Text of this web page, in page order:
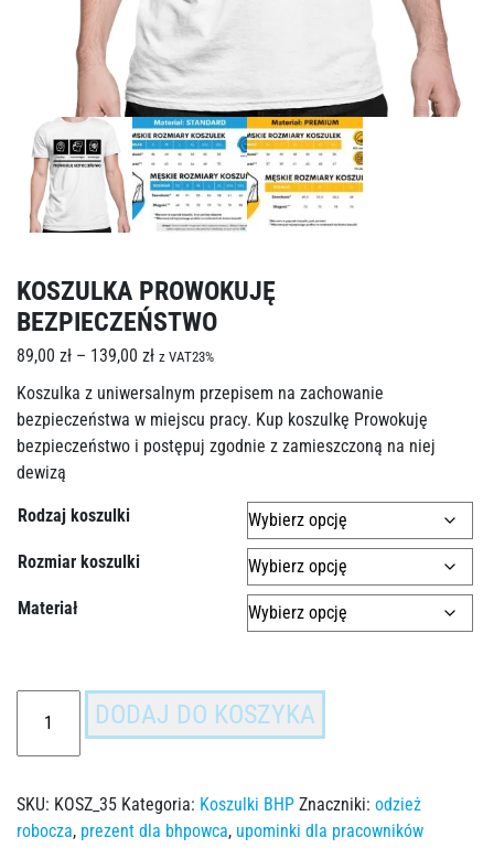
KOSZULKA PROWOKUJĘ
BEZPIECZEŃSTWO
89,00 zł – 139,00 zł z VAT23%
Koszulka z uniwersalnym przepisem na zachowanie
bezpieczeństwa w miejscu pracy. Kup koszulkę Prowokuję
bezpieczeństwo i postępuj zgodnie z zamieszczoną na niej
dewizą
Rodzaj koszulki
Rozmiar koszulki
Materiał
DODAJ DO KOSZYKA
SKU: KOSZ_35 Kategoria: Koszulki BHP Znaczniki: odzież
robocza, prezent dla bhpowca, upominki dla pracowników